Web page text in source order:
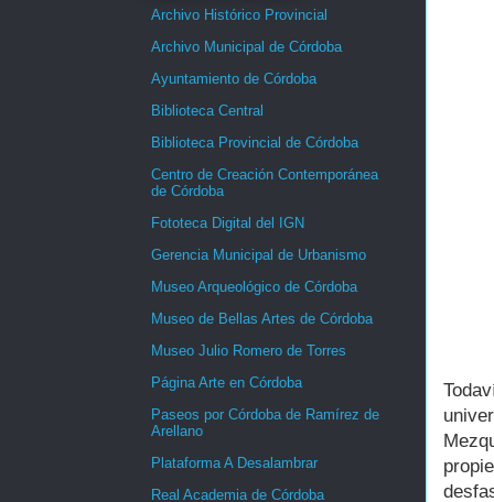
Archivo Histórico Provincial
Archivo Municipal de Córdoba
Ayuntamiento de Córdoba
Biblioteca Central
Biblioteca Provincial de Córdoba
Centro de Creación Contemporánea
de Córdoba
Fototeca Digital del IGN
Gerencia Municipal de Urbanismo
Museo Arqueológico de Córdoba
Museo de Bellas Artes de Córdoba
Museo Julio Romero de Torres
Página Arte en Córdoba
Paseos por Córdoba de Ramírez de
Arellano
Plataforma A Desalambrar
Real Academia de Córdoba